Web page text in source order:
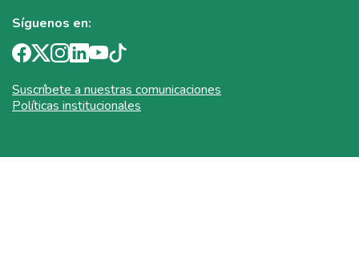
Síguenos en:
Suscríbete a nuestras comunicaciones
Políticas institucionales